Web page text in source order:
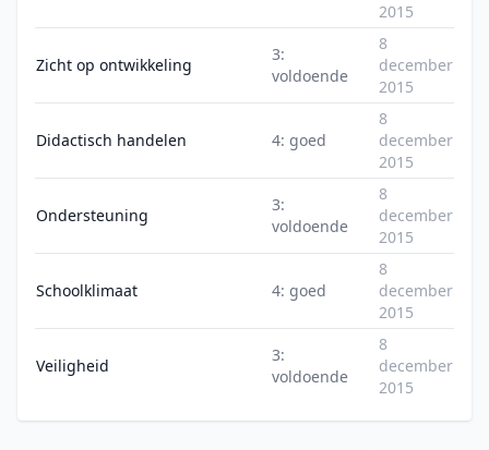
2015
Zicht op ontwikkeling
3:
voldoende
8
december
2015
Didactisch handelen 4: goed
8
december
2015
Ondersteuning
3:
voldoende
8
december
2015
Schoolklimaat 4: goed
8
december
2015
Veiligheid
3:
voldoende
8
december
2015